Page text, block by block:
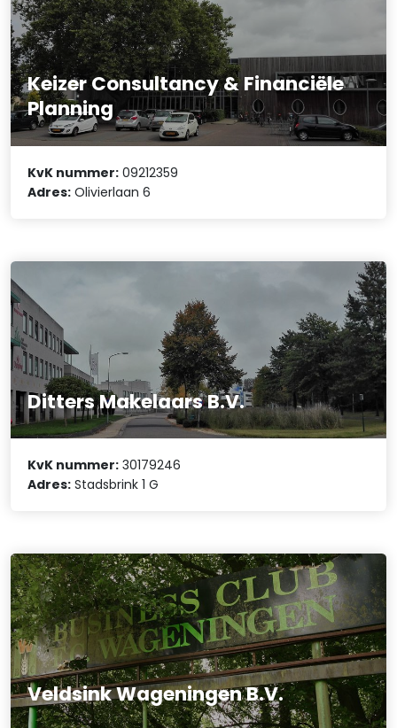
Keizer Consultancy & Financiële
Planning
KvK nummer: 09212359
Adres: Olivierlaan 6
Ditters Makelaars B.V.
KvK nummer: 30179246
Adres: Stadsbrink 1 G
Veldsink Wageningen B.V.